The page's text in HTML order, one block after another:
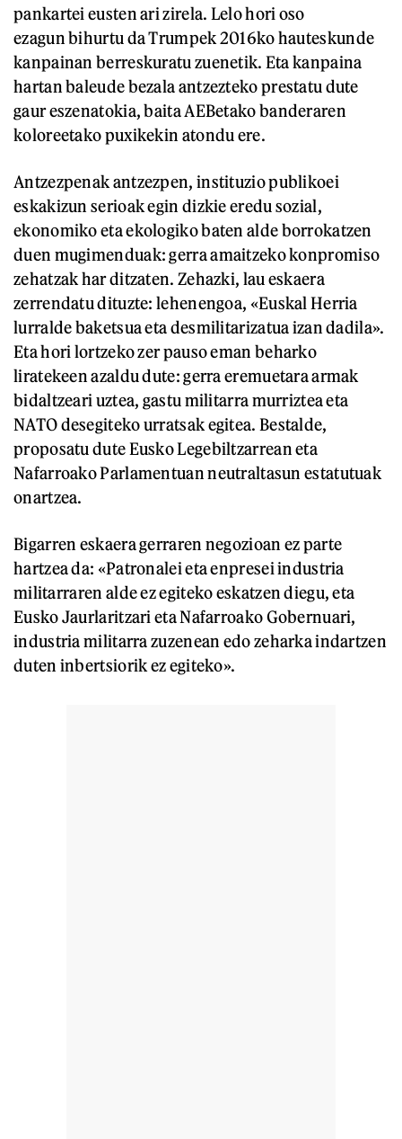
pankartei eusten ari zirela. Lelo hori oso
ezagun bihurtu da Trumpek 2016ko hauteskunde
kanpainan berreskuratu zuenetik. Eta kanpaina
hartan baleude bezala antzezteko prestatu dute
gaur eszenatokia, baita AEBetako banderaren
koloreetako puxikekin atondu ere.
Antzezpenak antzezpen, instituzio publikoei
eskakizun serioak egin dizkie eredu sozial,
ekonomiko eta ekologiko baten alde borrokatzen
duen mugimenduak: gerra amaitzeko konpromiso
zehatzak har ditzaten. Zehazki, lau eskaera
zerrendatu dituzte: lehenengoa, «Euskal Herria
lurralde baketsua eta desmilitarizatua izan dadila».
Eta hori lortzeko zer pauso eman beharko
liratekeen azaldu dute: gerra eremuetara armak
bidaltzeari uztea, gastu militarra murriztea eta
NATO desegiteko urratsak egitea. Bestalde,
proposatu dute Eusko Legebiltzarrean eta
Nafarroako Parlamentuan neutraltasun estatutuak
onartzea.
Bigarren eskaera gerraren negozioan ez parte
hartzea da: «Patronalei eta enpresei industria
militarraren alde ez egiteko eskatzen diegu, eta
Eusko Jaurlaritzari eta Nafarroako Gobernuari,
industria militarra zuzenean edo zeharka indartzen
duten inbertsiorik ez egiteko».